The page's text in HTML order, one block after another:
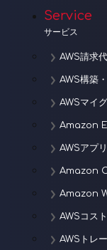
Service
サービス
AWS請求
AWS構築
AWSマイ
Amazon
AWSアプ
Amazon
Amazon
AWSコス
AWSトレ